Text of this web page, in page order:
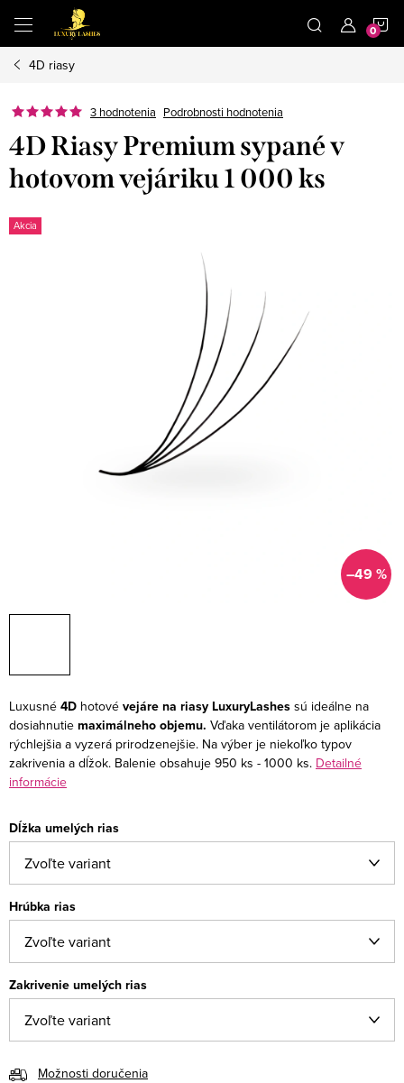
obsah
4D riasy
3 hodnotenia Podrobnosti hodnotenia
4D Riasy Premium sypané v
hotovom vejáriku 1 000 ks
Akcia
–49 %
Luxusné 4D hotové vejáre na riasy LuxuryLashes sú ideálne na
dosiahnutie maximálneho objemu. Vďaka ventilátorom je aplikácia
rýchlejšia a vyzerá prirodzenejšie. Na výber je niekoľko typov
zakrivenia a dĺžok. Balenie obsahuje 950 ks - 1000 ks. Detailné
informácie
Dĺžka umelých rias
Hrúbka rias
Zakrivenie umelých rias
Možnosti doručenia